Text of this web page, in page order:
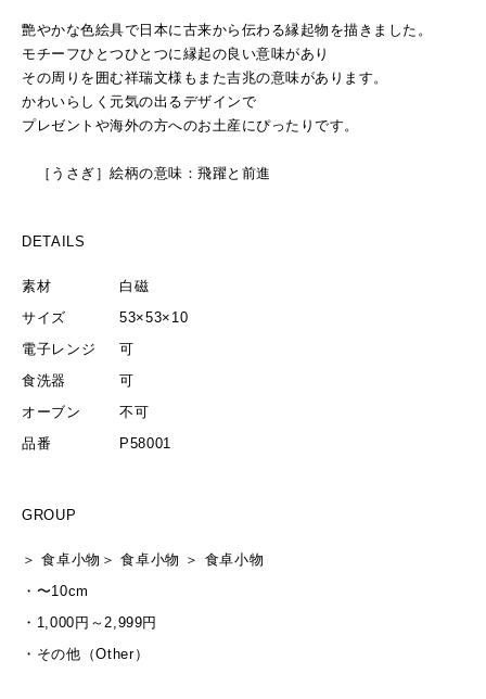
艶やかな色絵具で日本に古来から伝わる縁起物を描きました。
モチーフひとつひとつに縁起の良い意味があり
その周りを囲む祥瑞文様もまた吉兆の意味があります。
かわいらしく元気の出るデザインで
プレゼントや海外の方へのお土産にぴったりです。
［うさぎ］絵柄の意味：飛躍と前進
DETAILS
素材
白磁
サイズ
53×53×10
電子レンジ
可
食洗器
可
オーブン
不可
品番
P58001
GROUP
＞食卓小物 ＞食卓小物 ＞ 食卓小物
・ 〜10cm
・ 1,000円～2,999円
・ その他（Other）